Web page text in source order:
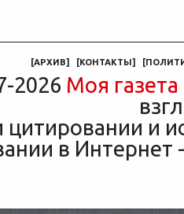
[АРХИВ] [КОНТАКТЫ] [
2026 Моя газета
цитировании и
в Интернет